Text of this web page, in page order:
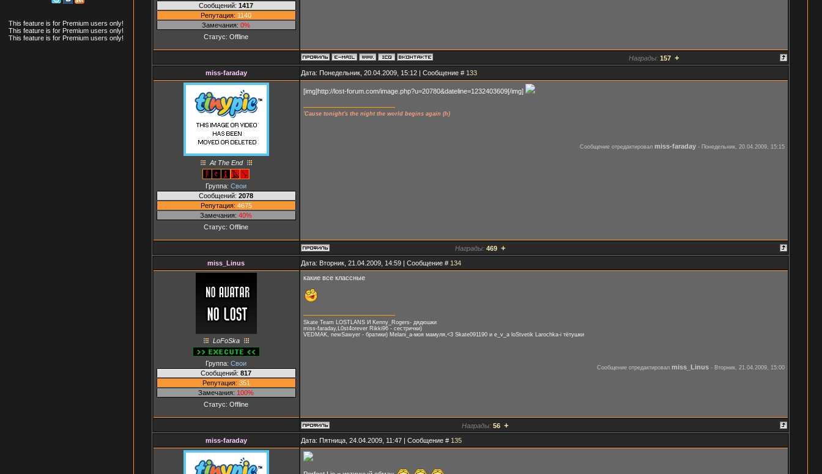
This feature is for Premium users only!
This feature is for Premium users only!
This feature is for Premium users only!
Сообщений: 1417
Репутация: 1140
Замечания: 0%
Статус: Offline
Награды: 157 +
miss-faraday Дата: Понедельник, 20.04.2009, 15:12 | Сообщение # 133
At The End
Группа: Свои
Сообщений: 2078
Репутация: 4675
Замечания: 40%
Статус: Offline
[img]http://lost-forum.com/image.php?u=20780&dateline=1232403609[/img]
'Cause tonight's the night the world begins again (h)
Сообщение отредактировал miss-faraday- Понедельник, 20.04.2009, 15:15
Награды: 469 +
miss_Linus Дата: Вторник, 21.04.2009, 14:59 | Сообщение # 134
LoFoSka
Группа: Свои
Сообщений: 817
Репутация: 351
Замечания: 100%
Статус: Offline
какие все классные
Skate Team LOSTLANS И Kenny_Rogers- дядюшки
miss-faraday,L0st4orever Rikki96 - сестрички)
VEDMAK, newSawyer - братики) Melani_a-моя мамуля,<3 Skate091190 и e_v_a loStvetik Larochka-i тётушки
Сообщение отредактировал miss_Linus- Вторник, 21.04.2009, 15:00
Награды: 56 +
miss-faraday Дата: Пятница, 24.04.2009, 11:47 | Сообщение # 135